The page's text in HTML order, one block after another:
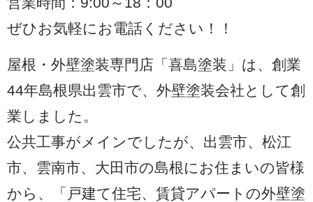
ぜひお気軽にお電話ください！！
屋根・外壁塗装専門店「喜島塗装」は、創業
44年島根県出雲市で、外壁塗装会社として創
業しました。
公共工事がメインでしたが、出雲市、松江
市、雲南市、大田市の島根にお住まいの皆様
から、「戸建て住宅、賃貸アパートの外壁塗